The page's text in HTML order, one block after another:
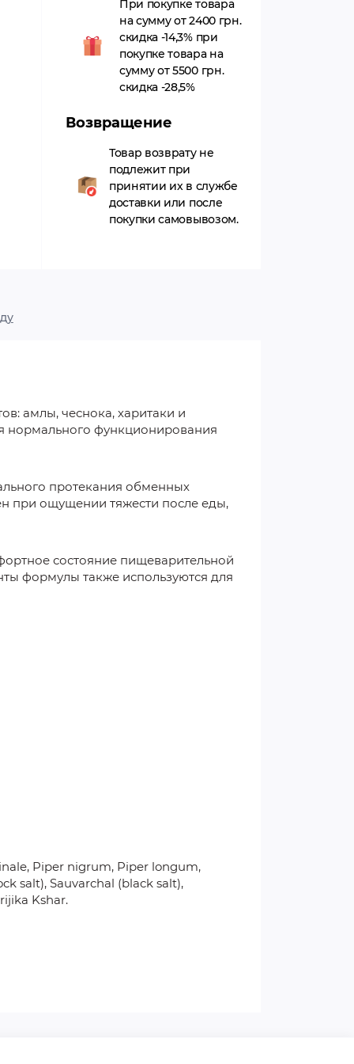
При покупке товара
на сумму от 2400 грн.
скидка -14,3% при
покупке товара на
сумму от 5500 грн.
скидка -28,5%
Возвращение
Товар возврату не
подлежит при
принятии их в службе
доставки или после
покупки самовывозом.
амлы, чеснока, харитаки и
нормального функционирования
протекания обменных
при ощущении тяжести после еды,
состояние пищеварительной
формулы также используются для
Piper nigrum, Piper longum,
salt), Sauvarchal (black salt),
Kshar.